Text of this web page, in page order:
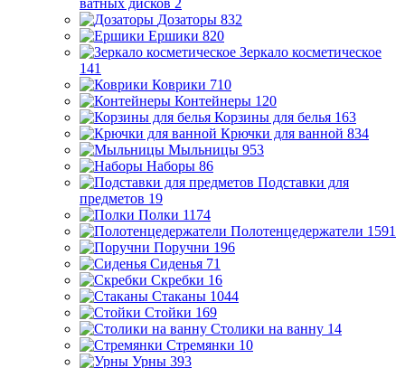
ватных дисков 2
Дозаторы 832
Ершики 820
Зеркало косметическое
141
Коврики 710
Контейнеры 120
Корзины для белья 163
Крючки для ванной 834
Мыльницы 953
Наборы 86
Подставки для
предметов 19
Полки 1174
Полотенцедержатели 1591
Поручни 196
Сиденья 71
Скребки 16
Стаканы 1044
Стойки 169
Столики на ванну 14
Стремянки 10
Урны 393